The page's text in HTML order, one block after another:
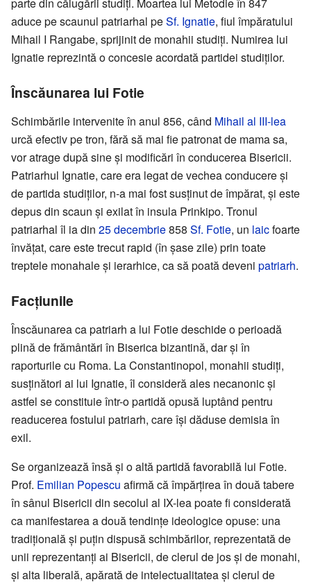
aduce pe scaunul patriarhal peSf. Ignatie, fiul împăratului
Mihail I Rangabe, sprijinit de monahii studiți. Numirea lui
Ignatie reprezintă o concesie acordată partidei studiților.
Înscăunarea lui Fotie
Schimbările intervenite în anul 856, când Mihail al III-lea
urcă efectiv pe tron, fără să mai fie patronat de mama sa,
vor atrage după sine și modificări în conducerea Bisericii.
Patriarhul Ignatie, care era legat de vechea conducere și
de partida studiților, n-a mai fost susținut de împărat, și este
depus din scaun și exilat în insula Prinkipo. Tronul
patriarhal îl ia din 25 decembrie858 Sf. Fotie, un laicfoarte
învățat, care este trecut rapid (în șase zile) prin toate
treptele monahale și ierarhice, ca să poată deveni patriarh.
Facțiunile
Înscăunarea ca patriarh a lui Fotie deschide o perioadă
plină de frământări în Biserica bizantină, dar și în
raporturile cu Roma. La Constantinopol, monahii studiți,
susținători ai lui Ignatie, îl consideră ales necanonic și
astfel se constituie într-o partidă opusă luptând pentru
readucerea fostului patriarh, care își dăduse demisia în
exil.
Se organizează însă și o altă partidă favorabilă lui Fotie.
Prof. Emilian Popescu afirmă că împărțirea în două tabere
în sânul Bisericii din secolul al IX-lea poate fi considerată
ca manifestarea a două tendințe ideologice opuse: una
tradițională și puțin dispusă schimbărilor, reprezentată de
unii reprezentanți ai Bisericii, de clerul de jos și de monahi,
și alta liberală, apărată de intelectualitatea și clerul de